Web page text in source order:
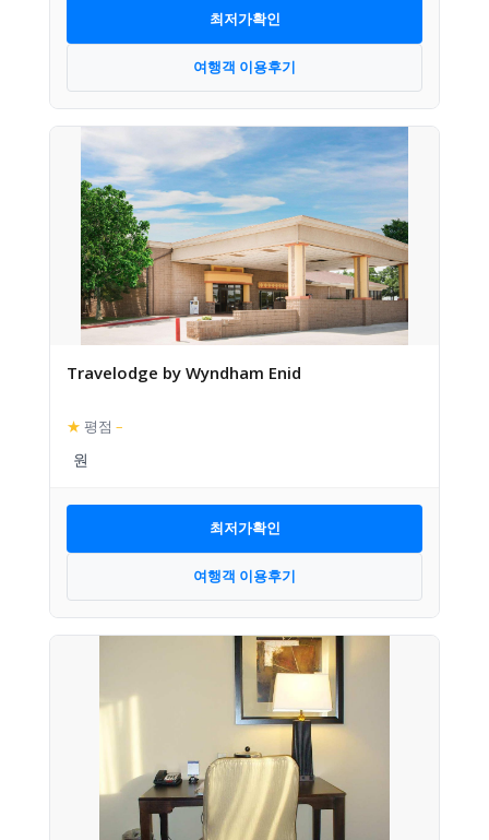
최저가확인
여행객 이용후기
Travelodge by Wyndham Enid
★ 평점 –
최저가확인
여행객 이용후기